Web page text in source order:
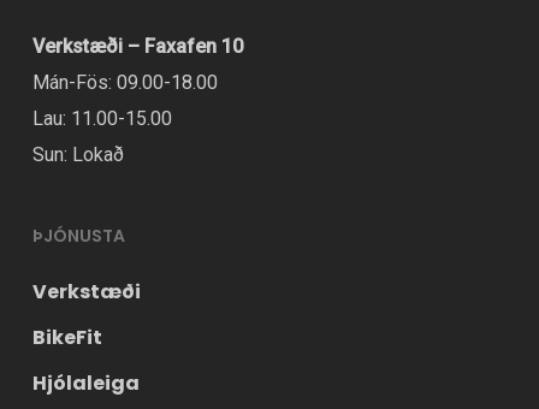
Verkstæði – Faxafen 10
Mán-Fös: 09.00-18.00
Lau: 11.00-15.00
Sun: Lokað
ÞJÓNUSTA
Verkstæði
BikeFit
Hjólaleiga